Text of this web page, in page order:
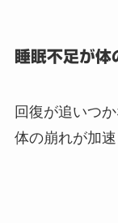
睡眠不足が体
回復が追いつ
体の崩れが加速